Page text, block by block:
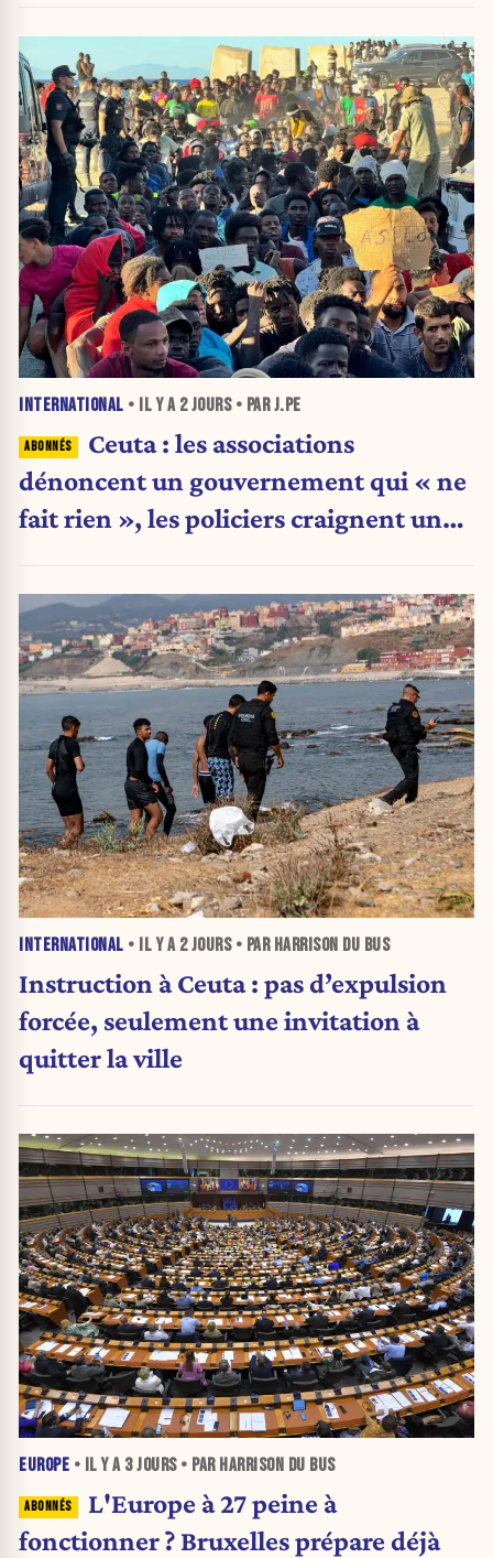
INTERNATIONAL • IL Y A 2 JOURS• PAR J.PE
Ceuta : les associations
dénoncent un gouvernement qui « ne
fait rien », les policiers craignent une
INTERNATIONAL • IL Y A 2 JOURS• PAR HARRISON DU BUS
Instruction à Ceuta : pas d’expulsion
forcée, seulement une invitation à
quitter la ville
EUROPE • IL Y A 3 JOURS• PAR HARRISON DU BUS
L'Europe à 27 peine à
fonctionner ? Bruxelles prépare déjà